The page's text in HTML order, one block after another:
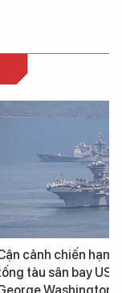
cảnh chiến hạm
tàu sân bay USS